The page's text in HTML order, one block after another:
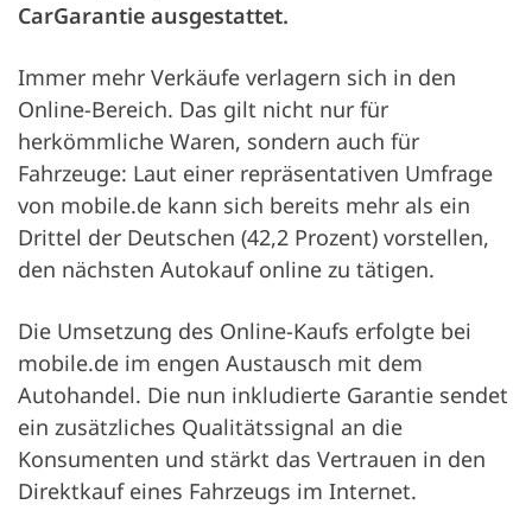
CarGarantie ausgestattet.
Immer mehr Verkäufe verlagern sich in den
Online-Bereich. Das gilt nicht nur für
herkömmliche Waren, sondern auch für
Fahrzeuge: Laut einer repräsentativen Umfrage
von mobile.de kann sich bereits mehr als ein
Drittel der Deutschen (42,2 Prozent) vorstellen,
den nächsten Autokauf online zu tätigen.
Die Umsetzung des Online-Kaufs erfolgte bei
mobile.de im engen Austausch mit dem
Autohandel. Die nun inkludierte Garantie sendet
ein zusätzliches Qualitätssignal an die
Konsumenten und stärkt das Vertrauen in den
Direktkauf eines Fahrzeugs im Internet.